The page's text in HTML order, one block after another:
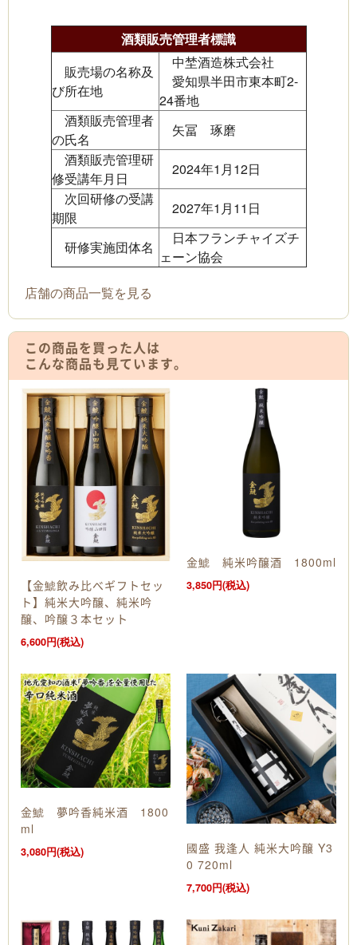
酒類販売管理者標識
販売場の名称及
び所在地
中埜酒造株式会社
愛知県半田市東本町2-
24番地
酒類販売管理者
の氏名
矢冨 琢磨
酒類販売管理研
修受講年月日
2024年1月12日
次回研修の受講
期限
2027年1月11日
研修実施団体名
日本フランチャイズチ
ェーン協会
店舗の商品一覧を見る
この商品を買った人は
こんな商品も見ています。
【金鯱飲み比べギフトセッ
ト】純米大吟醸、純米吟
醸、吟醸３本セット
6,600円(税込)
金鯱 純米吟醸酒 1800ml
3,850円(税込)
金鯱 夢吟香純米酒 1800
ml
3,080円(税込)
國盛 我逢人 純米大吟醸 Y3
0 720ml
7,700円(税込)